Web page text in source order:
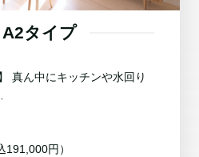
タイプ
真ん中にキッチンや水回り
191,000円）